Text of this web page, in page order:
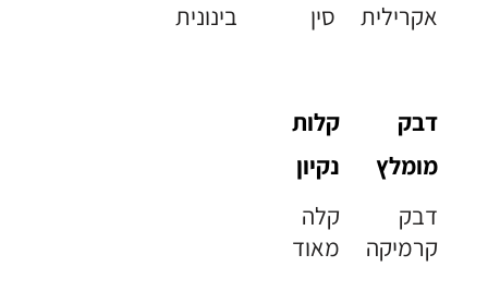
אקרילית סין בינונית
דבק
מומלץ
דבק
קרמיקה
קלות
נקיון
קלה
מאוד